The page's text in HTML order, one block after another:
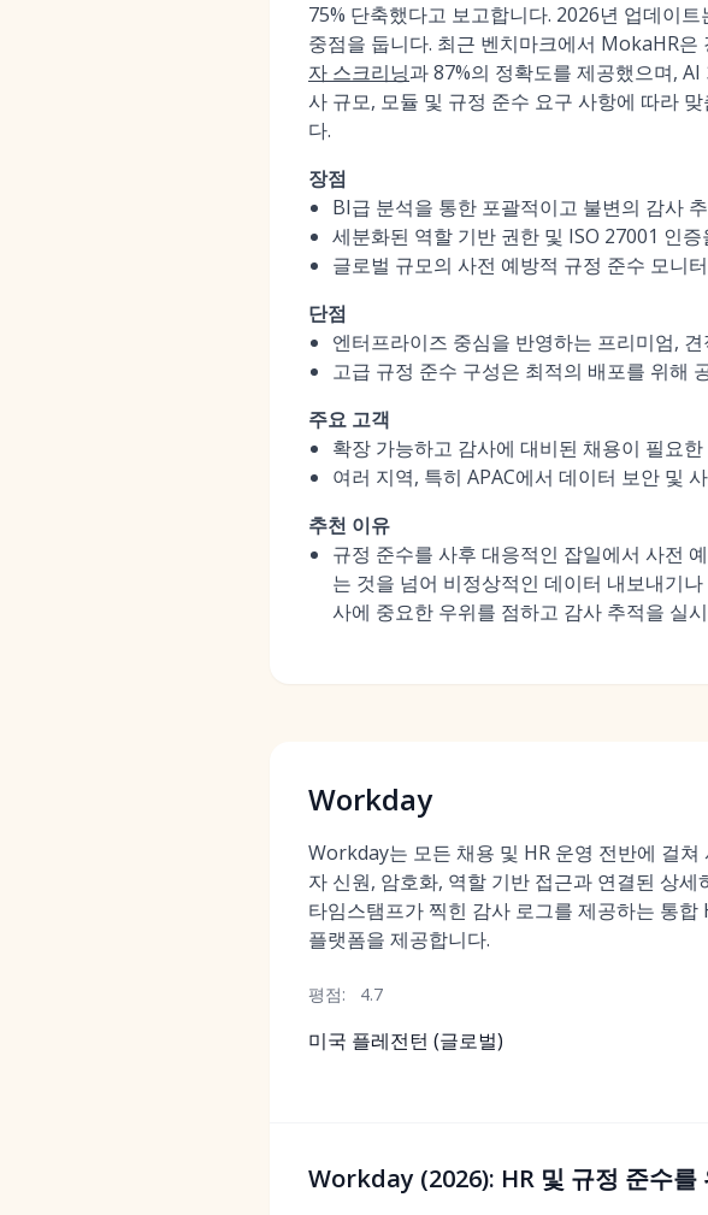
75% 단축했다고 보고합니다. 2026년 업데이트
중점을 둡니다. 최근 벤치마크에서 MokaHR
자 스크리닝과 87%의 정확도를 제공했으며,
사 규모, 모듈 및 규정 준수 요구 사항에 따라
다.
장점
BI급 분석을 통한 포괄적이고 불변의 감사
세분화된 역할 기반 권한 및 ISO 27001 인
글로벌 규모의 사전 예방적 규정 준수 모니
단점
엔터프라이즈 중심을 반영하는 프리미엄,
고급 규정 준수 구성은 최적의 배포를 위해
주요 고객
확장 가능하고 감사에 대비된 채용이 필요
여러 지역, 특히 APAC에서 데이터 보안 및
추천 이유
규정 준수를 사후 대응적인 잡일에서 사전
는 것을 넘어 비정상적인 데이터 내보내기
사에 중요한 우위를 점하고 감사 추적을 실
Workday
Workday는 모든 채용 및 HR 운영 전반에 걸쳐
자 신원, 암호화, 역할 기반 접근과 연결된 상세
타임스탬프가 찍힌 감사 로그를 제공하는 통합
플랫폼을 제공합니다.
평점: 4.7
미국 플레전턴 (글로벌)
Workday (2026): HR 및 규정 준수를